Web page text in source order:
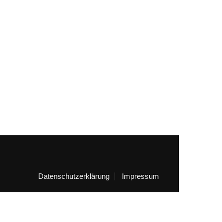
Datenschutzerklärung Impressum